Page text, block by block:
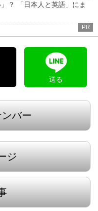
？ 「日本人と英語」にま
PR
送る
バー
ジ